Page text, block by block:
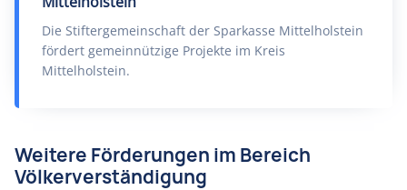
Die Stiftergemeinschaft der Sparkasse Mittelholstein
fördert gemeinnützige Projekte im Kreis
Mittelholstein.
Weitere Förderungen im Bereich
Völkerverständigung